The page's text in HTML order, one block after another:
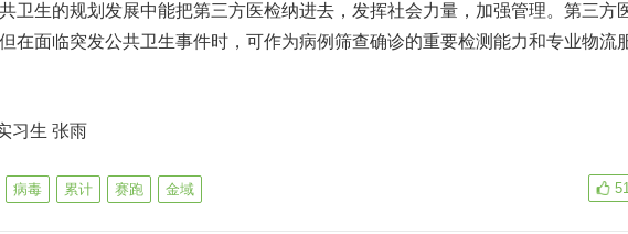
生的规划发展中能把第三方医检纳进去，发挥社会力量，加强管理。第三方
在面临突发公共卫生事件时，可作为病例筛查确诊的重要检测能力和专业物流
习生 张雨
病毒 累计 赛跑 金域